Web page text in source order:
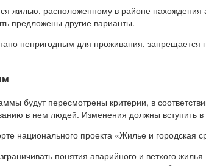
жилью, расположенному в районе нахождения
предложены другие варианты.
непригодным для проживания, запрещается
будут пересмотрены критерии, в
в нем людей. Изменения должны вступить в
национального проекта «Жилье и городская
понятия аварийного и ветхого